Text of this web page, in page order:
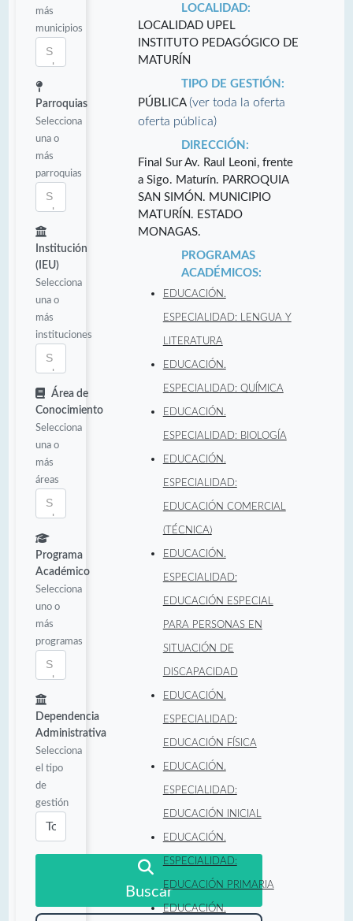
más
municipios
Parroquias
Selecciona
una o
más
parroquias
Institución
(IEU)
Selecciona
una o
más
instituciones
Área de
Conocimiento
Selecciona
una o
más
áreas
Programa
Académico
Selecciona
uno o
más
programas
Dependencia
Administrativa
Selecciona
el tipo
de
gestión
Buscar
LOCALIDAD:
LOCALIDAD UPEL
INSTITUTO PEDAGÓGICO DE
MATURÍN
TIPO DE GESTIÓN:
PÚBLICA (ver toda la oferta
oferta pública)
DIRECCIÓN:
Final Sur Av. Raul Leoni, frente
a Sigo. Maturín. PARROQUIA
SAN SIMÓN. MUNICIPIO
MATURÍN. ESTADO
MONAGAS.
PROGRAMAS
ACADÉMICOS:
EDUCACIÓN.
ESPECIALIDAD: LENGUA Y
LITERATURA
EDUCACIÓN.
ESPECIALIDAD: QUÍMICA
EDUCACIÓN.
ESPECIALIDAD: BIOLOGÍA
EDUCACIÓN.
ESPECIALIDAD:
EDUCACIÓN COMERCIAL
(TÉCNICA)
EDUCACIÓN.
ESPECIALIDAD:
EDUCACIÓN ESPECIAL
PARA PERSONAS EN
SITUACIÓN DE
DISCAPACIDAD
EDUCACIÓN.
ESPECIALIDAD:
EDUCACIÓN FÍSICA
EDUCACIÓN.
ESPECIALIDAD:
EDUCACIÓN INICIAL
EDUCACIÓN.
ESPECIALIDAD:
EDUCACIÓN PRIMARIA
EDUCACIÓN.